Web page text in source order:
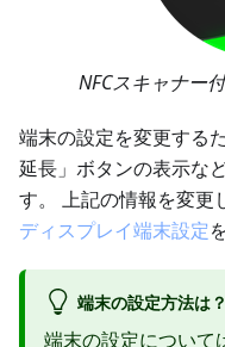
NFCスキャナー
端末の設定を変更する
延長」ボタンの表示な
す。 上記の情報を変更
ディスプレイ端末設定
端末の設定方法は？
端末の設定について